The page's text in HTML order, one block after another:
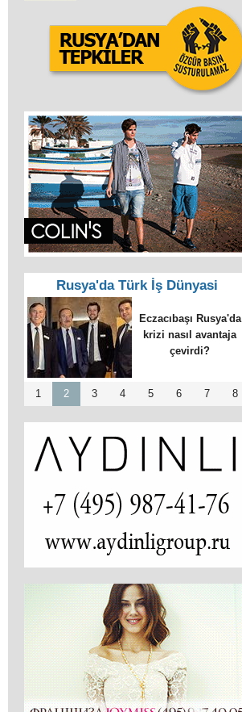
Rusya'da Türk İş Dünyasi
Eczacıbaşı Rusya'da
krizi nasıl avantaja
çevirdi?
1 2 3 4 5 6 7 8